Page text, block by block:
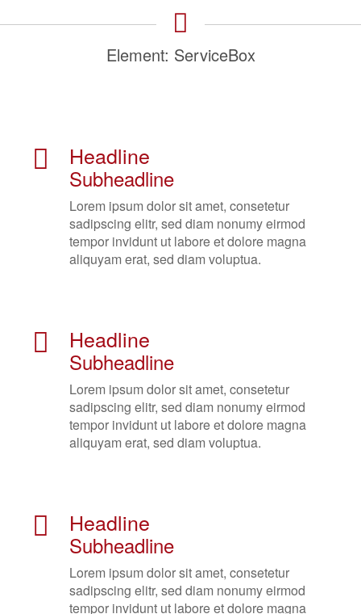
Element: ServiceBox
Headline
Subheadline
Lorem ipsum dolor sit amet, consetetur
sadipscing elitr, sed diam nonumy eirmod
tempor invidunt ut labore et dolore magna
aliquyam erat, sed diam voluptua.
Headline
Subheadline
Lorem ipsum dolor sit amet, consetetur
sadipscing elitr, sed diam nonumy eirmod
tempor invidunt ut labore et dolore magna
aliquyam erat, sed diam voluptua.
Headline
Subheadline
Lorem ipsum dolor sit amet, consetetur
sadipscing elitr, sed diam nonumy eirmod
tempor invidunt ut labore et dolore magna